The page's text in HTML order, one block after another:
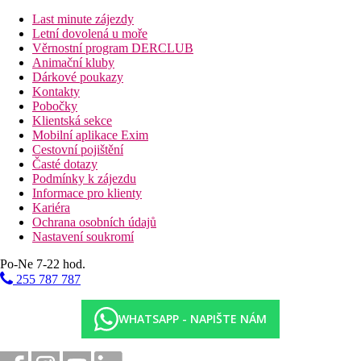
Stravování
Polopenze
Snídaně a večeře formou bufetu
All Inclusive Gold
Snídaně, oběd a večeře formou bufetu
24 hodin denně lehký snack, káva, čaj, zmrzlina a sladké
pečivo
24 hodin denně vybrané nealkoholické nápoje
10.00-00.00 hod. rozšířená nabídky vybraných
alkoholických nápojů místních i mezinárodních značek
All Inclusive Gold je čerpán v místech a časech určených
hotelem, právo na změnu vyhrazeno
Pláž
Menší písečná pláž San Bauló s pozvolným vstupem do moře
přímo u hotelu. Dlouhá písečná pláž C’an Picafort cca 2 km.
Lehátka a slunečníky za poplatek.
Sportovní nabídka
Zdarma:fitness, jacuzzi, sauna.
Za poplatek: půjčovna kol, úschovna a servisní místnost
pro kola, golfová hřiště Alcanada a Pollensa cca 15 km.
Last minute zájezdy
Letní dovolená u moře
Věrnostní program DERCLUB
Animační kluby
Dárkové poukazy
Kontakty
Pobočky
Klientská sekce
Mobilní aplikace Exim
Cestovní pojištění
Časté dotazy
Podmínky k zájezdu
Informace pro klienty
Kariéra
Ochrana osobních údajů
Nastavení soukromí
Po-Ne 7-22 hod.
255 787 787
WHATSAPP - NAPIŠTE NÁM